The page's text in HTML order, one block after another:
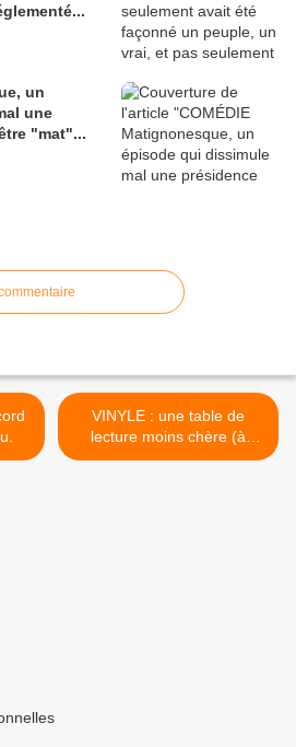
un
une
"mat"...
VINYLE : une table de
lecture moins chère (à
peine) qu'une Mercedes…